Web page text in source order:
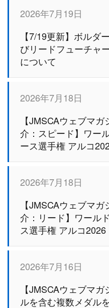
2026年7月19日
【7/19更新】ボルダ
びリードフューチャ
について
2026年7月18日
【JMSCAウェブマ
介：スピード】ワー
ース選手権 アルコ
2026年7月18日
【JMSCAウェブマ
介：リード】ワール
ス選手権 アルコ2026
2026年7月16日
【JMSCAウェブマ
ルを含む複数メダル